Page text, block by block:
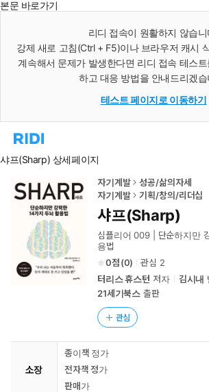
본문 바로가기
리디 접속이 원활하지 않습니
강제 새로 고침(Ctrl + F5)이나 브라우저 캐시
계속해서 문제가 발생한다면 리디 접속 테스
하고 대응 방법을 안내드리겠습
테스트 페이지로 이동하기
리
홈
로
이
동
샤프(Sharp) 상세페이지
자기계발
성공/삶의자세
자기계발
기획/창의/리더십
샤프(Sharp)
심플리어 009 | 단순하지만
용법
0
(0) 관심 2
터리스 휴스턴 저자 김시내
21세기북스 출판
관심
소장
종이책 정가
전자책 정가
판매가